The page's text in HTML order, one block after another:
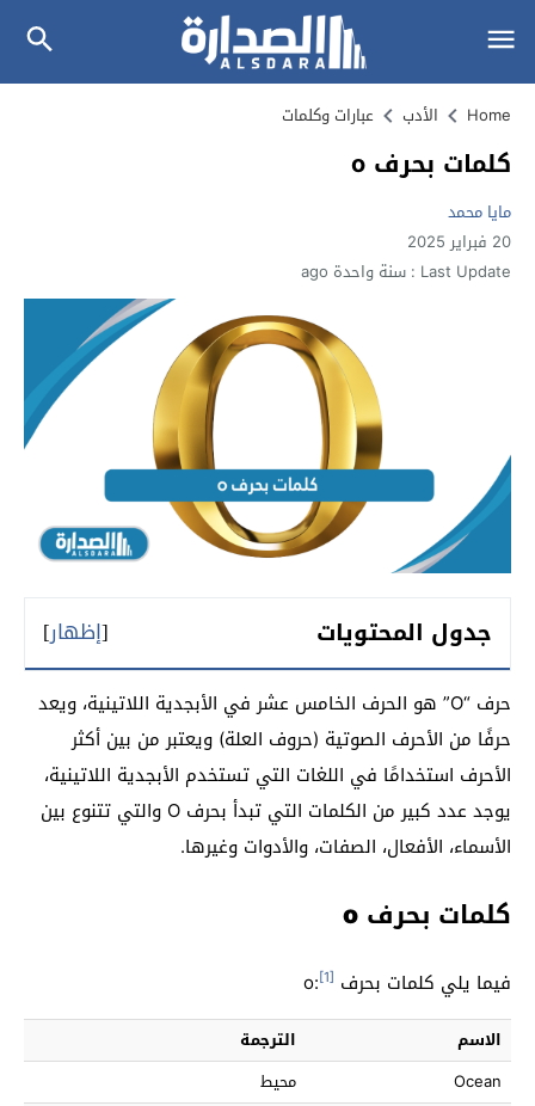
Home الأدب عبارات وكلمات
كلمات بحرف o
مايا محمد
20 فبراير 2025
Last Update : سنة واحدة ago
جدول المحتويات [إظهار]
حرف “O” هو الحرف الخامس عشر في الأبجدية اللاتينية، ويعد
حرفًا من الأحرف الصوتية (حروف العلة) ويعتبر من بين أكثر
الأحرف استخدامًا في اللغات التي تستخدم الأبجدية اللاتينية،
يوجد عدد كبير من الكلمات التي تبدأ بحرف O والتي تتنوع بين
الأسماء، الأفعال، الصفات، والأدوات وغيرها.
كلمات بحرف o
فيما يلي كلمات بحرف o: [1]
الاسم
الترجمة
Ocean
محيط